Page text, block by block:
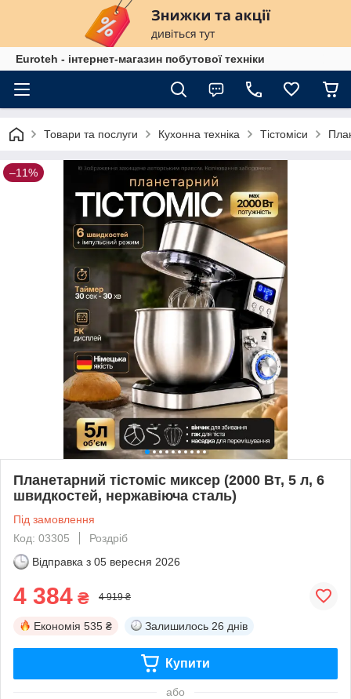
Euroteh - інтернет-магазин побутової техніки
Товари та послуги Кухонна техніка Тістоміси
–11%
Планетарний тістоміс миксер (2000 Вт, 5 л, 6
швидкостей, нержавіюча сталь)
Під замовлення
Код: 03305
Роздріб
Відправка з 05 вересня 2026
4 384 ₴ 4 919 ₴
Економія 535 ₴ Залишилось 26 днів
Купити
або